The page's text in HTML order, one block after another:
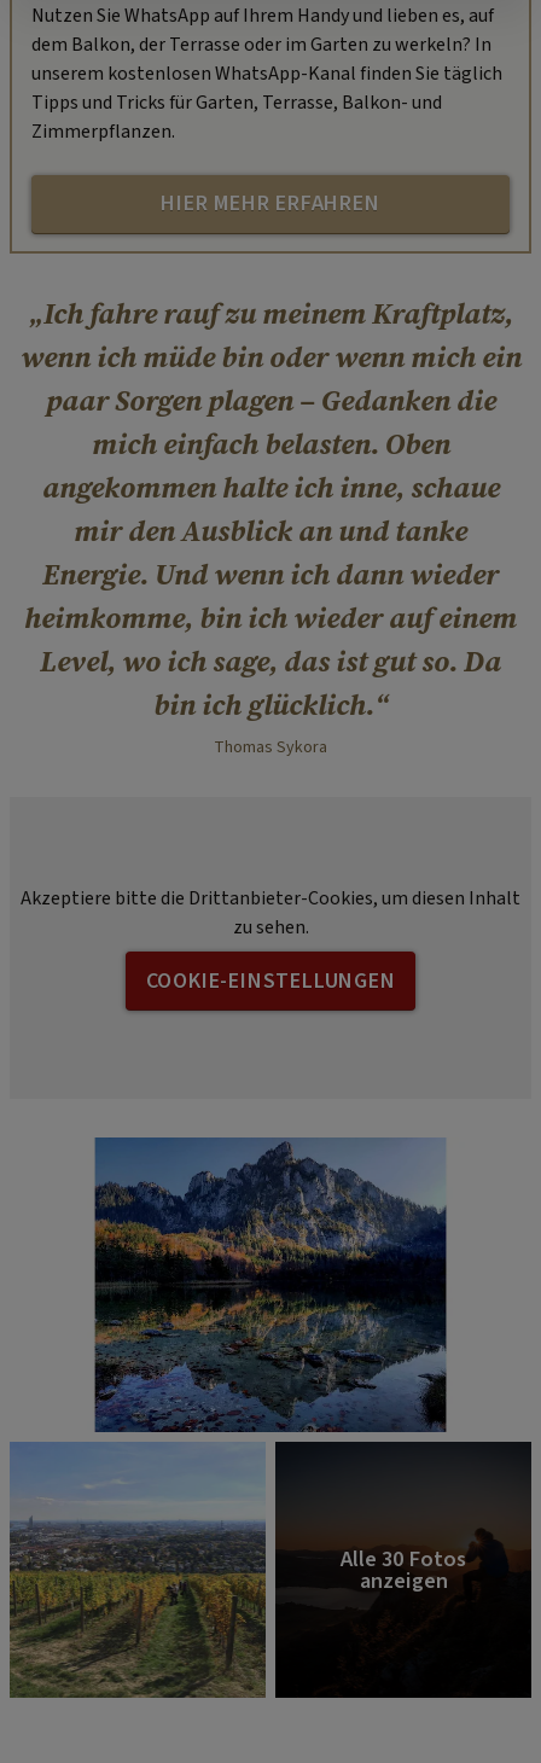
Nutzen Sie WhatsApp auf Ihrem Handy und lieben es, auf
dem Balkon, der Terrasse oder im Garten zu werkeln? In
unserem kostenlosen WhatsApp-Kanal finden Sie täglich
Tipps und Tricks für Garten, Terrasse, Balkon- und
Zimmerpflanzen.
HIER MEHR ERFAHREN
Ich fahre rauf zu meinem Kraftplatz,
wenn ich müde bin oder wenn mich ein
paar Sorgen plagen – Gedanken die
mich einfach belasten. Oben
angekommen halte ich inne, schaue
mir den Ausblick an und tanke
Energie. Und wenn ich dann wieder
heimkomme, bin ich wieder auf einem
Level, wo ich sage, das ist gut so. Da
bin ich glücklich.
Thomas Sykora
Akzeptiere bitte die Drittanbieter-Cookies, um diesen Inhalt
zu sehen.
COOKIE-EINSTELLUNGEN